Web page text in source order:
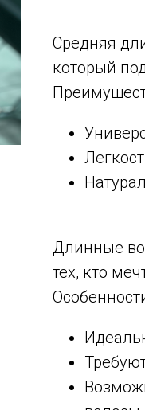
Средняя
который
Длинные
тех, кто